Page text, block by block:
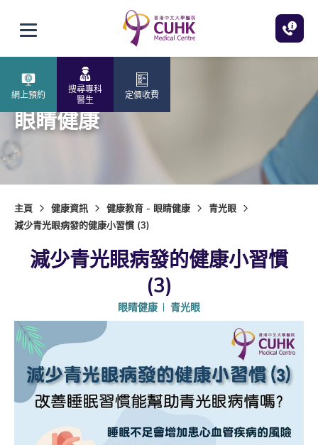
打開選單
網上預約
搜尋專科
醫生
定價收費
眼睛健康
主頁 健康資訊 健康教育 - 眼睛健康
青光眼
減少青光眼病發的健康小習慣 (3)
減少青光眼病發的健康小習慣
(3)
眼睛健康 青光眼